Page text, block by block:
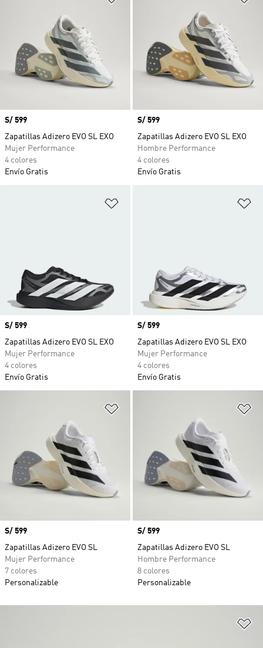
Precio
S/ 599
Zapatillas Adizero EVO SL EXO
Mujer Performance
4 colores
Envío Gratis
Precio
S/ 599
Zapatillas Adizero EVO SL EXO
Hombre Performance
4 colores
Envío Gratis
Precio
S/ 599
Zapatillas Adizero EVO SL EXO
Mujer Performance
4 colores
Envío Gratis
Precio
S/ 599
Zapatillas Adizero EVO SL EXO
Mujer Performance
4 colores
Envío Gratis
Precio
S/ 599
Zapatillas Adizero EVO SL
Mujer Performance
7 colores
Personalizable
Precio
S/ 599
Zapatillas Adizero EVO SL
Hombre Performance
8 colores
Personalizable